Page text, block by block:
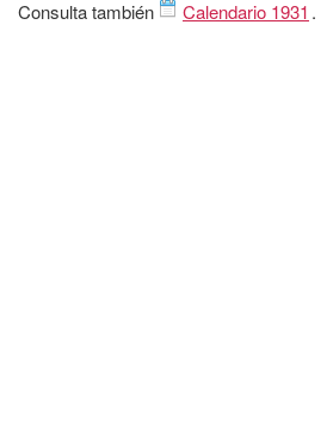
Consulta también Calendario 1931 .